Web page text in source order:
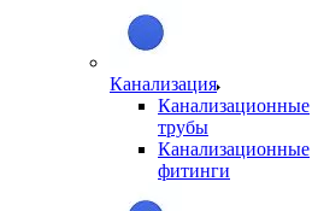
Канализация
Канализационные
трубы
Канализационные
фитинги